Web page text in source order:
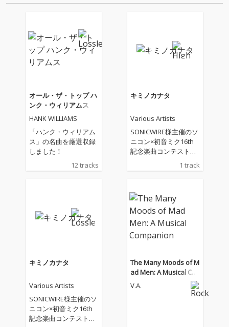
オール・ザ・トップ ハ
ンク・ウィリアムス
HANK WILLIAMS
「ハンク・ウィリアム
ス」の名曲を厳選収録
しました！
12 tracks
キミノカナタ
Various Artists
SONICWIRE様主催のソ
ニコン×初音ミク16th
記念楽曲コンテスト受
賞作品です。初音ミク
ありがとう！16周年お
1 track
キミノカナタ
Various Artists
SONICWIRE様主催のソ
ニコン×初音ミク16th
記念楽曲コンテスト受
The Many Moods of M
ad Men: A Musical Co
mpanion
V.A.